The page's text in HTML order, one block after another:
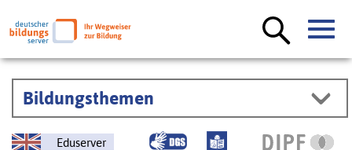
Bildungsthemen
Eduserver